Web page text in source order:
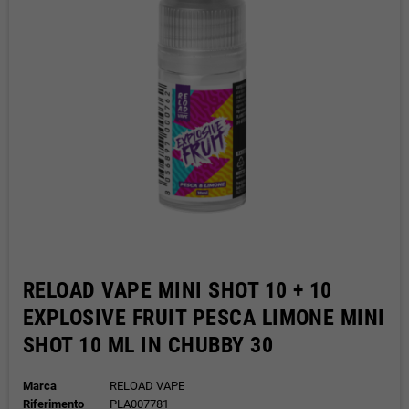
RELOAD VAPE MINI SHOT 10 + 10
EXPLOSIVE FRUIT PESCA LIMONE MINI
SHOT 10 ML IN CHUBBY 30
Marca
RELOAD VAPE
Riferimento
PLA007781